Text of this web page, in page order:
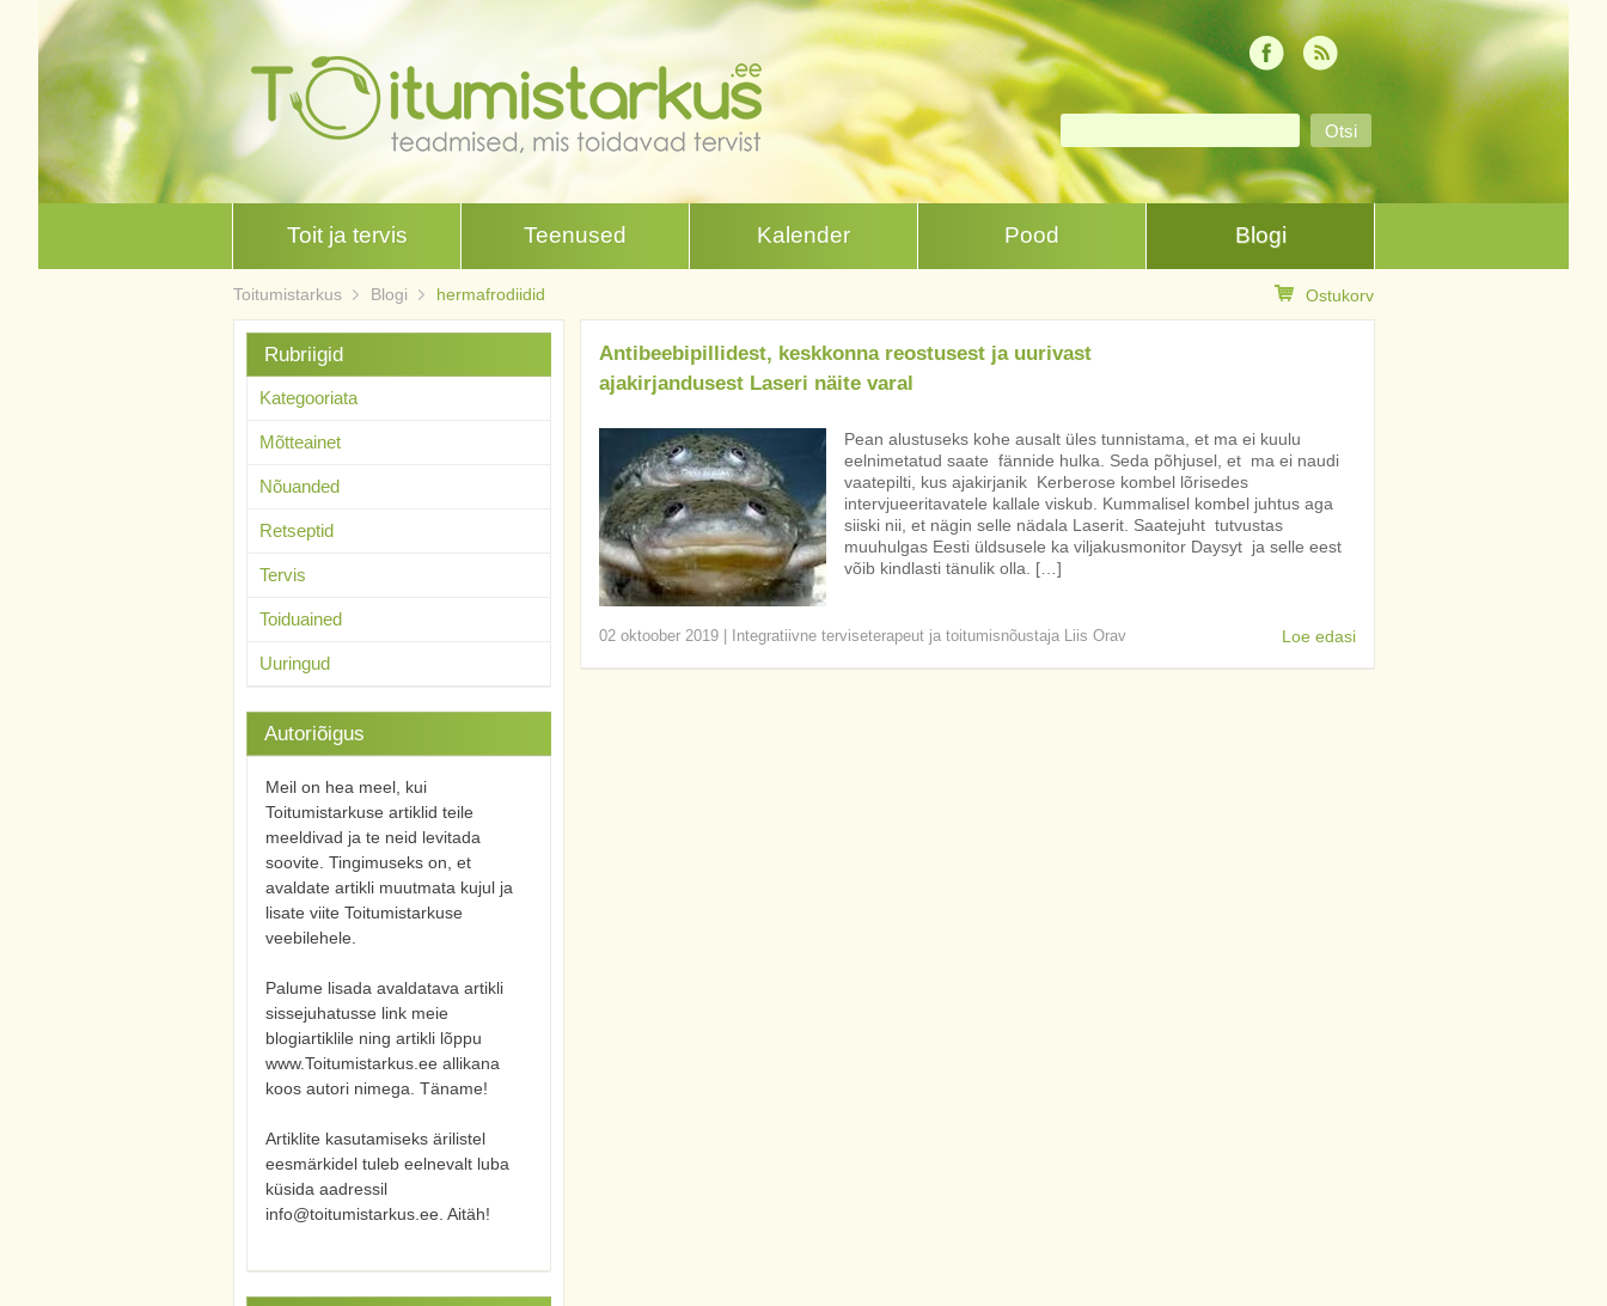
Toit ja tervis Teenused Kalender Pood Blogi
Toitumistarkus Blogi hermafrodiidid Ostukorv
Antibeebipillidest, keskkonna reostusest ja uurivast
ajakirjandusest Laseri näite varal
Pean alustuseks kohe ausalt üles tunnistama, et ma ei kuulu
eelnimetatud saate fännide hulka. Seda põhjusel, et ma ei naudi
vaatepilti, kus ajakirjanik Kerberose kombel lõrisedes
intervjueeritavatele kallale viskub. Kummalisel kombel juhtus aga
siiski nii, et nägin selle nädala Laserit. Saatejuht tutvustas
muuhulgas Eesti üldsusele ka viljakusmonitor Daysyt ja selle eest
võib kindlasti tänulik olla. […]
02 oktoober 2019| Integratiivne terviseterapeut ja toitumisnõustaja Liis Orav Loe edasi
Rubriigid
Kategooriata
Mõtteainet
Nõuanded
Retseptid
Tervis
Toiduained
Uuringud
Autoriõigus
Meil on hea meel, kui
Toitumistarkuse artiklid teile
meeldivad ja te neid levitada
soovite. Tingimuseks on, et
avaldate artikli muutmata kujul ja
lisate viite Toitumistarkuse
veebilehele.
Palume lisada avaldatava artikli
sissejuhatusse link meie
blogiartiklile ning artikli lõppu
www.Toitumistarkus.ee allikana
koos autori nimega. Täname!
Artiklite kasutamiseks ärilistel
eesmärkidel tuleb eelnevalt luba
küsida aadressil
info@toitumistarkus.ee. Aitäh!